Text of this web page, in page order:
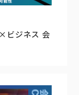
ビジネス 会